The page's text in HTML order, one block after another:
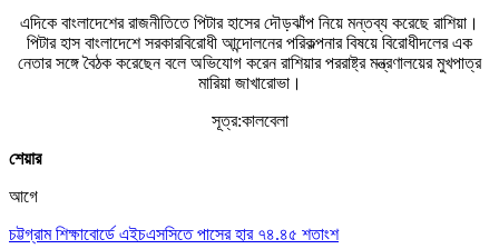
এদিকে বাংলাদেশের রাজনীতিতে পিটার হাসের দৌড়ঝাঁপ নিয়ে মন্তব্য করেছে রাশিয়া।
পিটার হাস বাংলাদেশে সরকারবিরোধী আন্দোলনের পরিকল্পনার বিষয়ে বিরোধীদলের এক
নেতার সঙ্গে বৈঠক করেছেন বলে অভিযোগ করেন রাশিয়ার পররাষ্ট্র মন্ত্রণালয়ের মুখপাত্র
মারিয়া জাখারোভা।
সূত্র:কালবেলা
শেয়ার
আগে
চট্টগ্রাম শিক্ষাবোর্ডে এইচএসসিতে পাসের হার ৭৪.৪৫ শতাংশ